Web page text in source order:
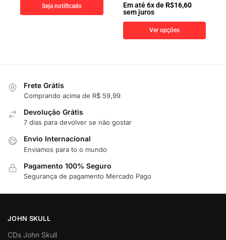
Seja notificado Em até6x deR$16,60
sem juros
Ver opções
Frete Grátis
Comprando acima de R$ 59,99
Devolução Grátis
7 dias para devolver se não gostar
Envio Internacional
Enviamos para to o mundo
Pagamento 100% Seguro
Segurança de pagamento Mercado Pago
JOHN SKULL
CDs John Skull